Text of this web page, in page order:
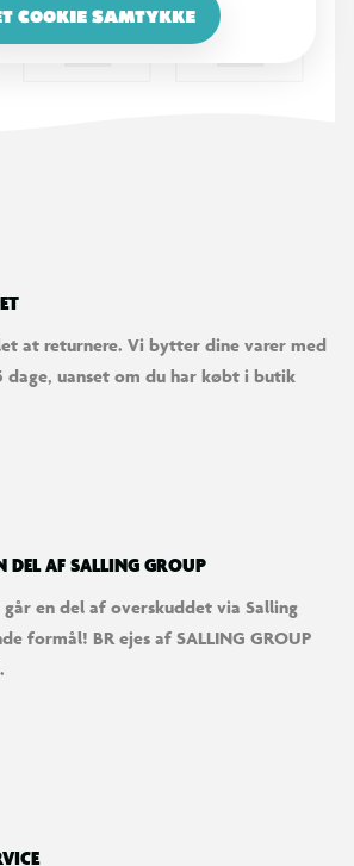
COOKIE SAMTYKKE
at returnere. Vi bytter dine varer med
dage, uanset om du har købt i butik
DEL AF SALLING GROUP
går en del af overskuddet via Salling
formål! BR ejes af SALLING GROUP